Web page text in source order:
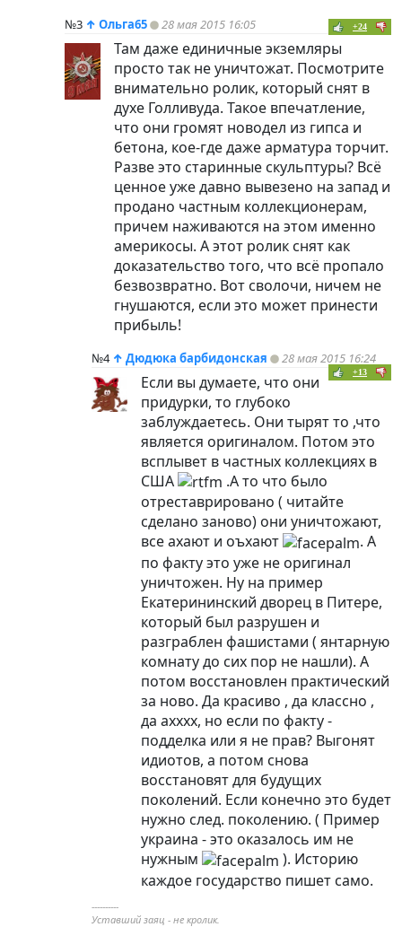
№3 ↑ Ольга65 28 мая 2015 16:05 +24
Там даже единичные экземляры
просто так не уничтожат. Посмотрите
внимательно ролик, который снят в
духе Голливуда. Такое впечатление,
что они громят новодел из гипса и
бетона, кое-где даже арматура торчит.
Разве это старинные скульптуры? Всё
ценное уже давно вывезено на запад и
продано частным коллекционерам,
причем наживаются на этом именно
америкосы. А этот ролик снят как
доказательство того, что всё пропало
безвозвратно. Вот сволочи, ничем не
гнушаются, если это может принести
прибыль!
№4 ↑ Дюдюка барбидонская 28 мая 2015 16:24
+13
Если вы думаете, что они
придурки, то глубоко
заблуждаетесь. Они тырят то ,что
является оригиналом. Потом это
всплывет в частных коллекциях в
США
.А то что было
отреставрировано ( читайте
сделано заново) они уничтожают,
все ахают и оъхают
. А
по факту это уже не оригинал
уничтожен. Ну на пример
Екатерининский дворец в Питере,
который был разрушен и
разграблен фашистами ( янтарную
комнату до сих пор не нашли). А
потом восстановлен практический
за ново. Да красиво , да классно ,
да ахххх, но если по факту -
подделка или я не прав? Выгонят
идиотов, а потом снова
восстановят для будущих
поколений. Если конечно это будет
нужно след. поколению. ( Пример
украина - это оказалось им не
нужным
). Историю
каждое государство пишет само.
----------
Уставший заяц - не кролик.